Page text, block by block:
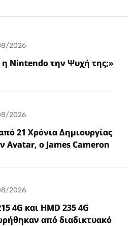
2026
η Nintendo την Ψυχή της;»
2026
21 Χρόνια Δημιουργίας
Avatar, ο James Cameron
2026
4G και HMD 235 4G
από διαδικτυακό